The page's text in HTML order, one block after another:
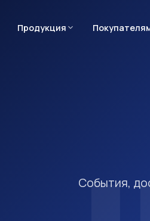
Продукция
События,